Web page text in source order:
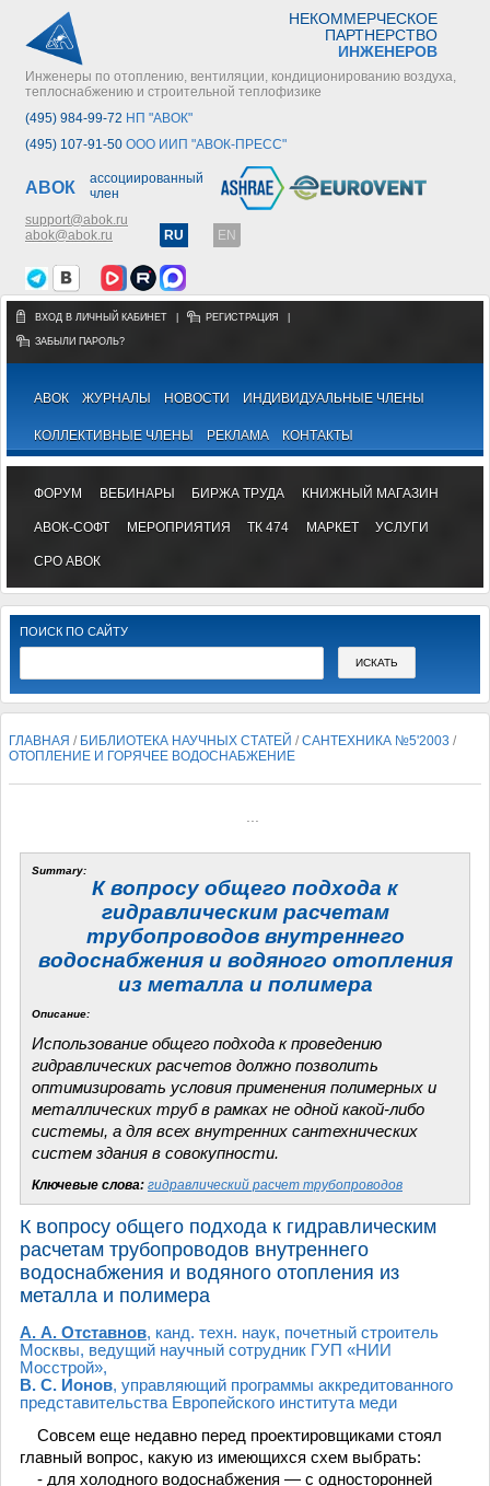
НЕКОММЕРЧЕСКОЕ
ПАРТНЕРСТВО
ИНЖЕНЕРОВ
Инженеры по отоплению, вентиляции, кондиционированию воздуха,
теплоснабжению и строительной теплофизике
(495) 984-99-72 НП "АВОК"
(495) 107-91-50 ООО ИИП "АВОК-ПРЕСС"
АВОК
ассоциированный
член
support@abok.ru
abok@abok.ru
RU EN
ВХОД В ЛИЧНЫЙ КАБИНЕТ РЕГИСТРАЦИЯ
ЗАБЫЛИ ПАРОЛЬ?
АВОК ЖУРНАЛЫ НОВОСТИ ИНДИВИДУАЛЬНЫЕ ЧЛЕНЫ
КОЛЛЕКТИВНЫЕ ЧЛЕНЫ РЕКЛАМА КОНТАКТЫ
ФОРУМ ВЕБИНАРЫ БИРЖА ТРУДА КНИЖНЫЙ МАГАЗИН
АВОК-СОФТ МЕРОПРИЯТИЯ ТК 474 МАРКЕТ УСЛУГИ
СРО АВОК
ПОИСК ПО САЙТУ
ГЛАВНАЯ / БИБЛИОТЕКА НАУЧНЫХ СТАТЕЙ /САНТЕХНИКА №5'2003 /
ОТОПЛЕНИЕ И ГОРЯЧЕЕ ВОДОСНАБЖЕНИЕ
Summary:
К вопросу общего подхода к
гидравлическим расчетам
трубопроводов внутреннего
водоснабжения и водяного отопления
из металла и полимера
Описание:
Использование общего подхода к проведению
гидравлических расчетов должно позволить
оптимизировать условия применения полимерных и
металлических труб в рамках не одной какой-либо
системы, а для всех внутренних сантехнических
систем здания в совокупности.
Ключевые слова: гидравлический расчет трубопроводов
К вопросу общего подхода к гидравлическим
расчетам трубопроводов внутреннего
водоснабжения и водяного отопления из
металла и полимера
А. А. Отставнов, канд. техн. наук, почетный строитель
Москвы, ведущий научный сотрудник ГУП «НИИ
Мосстрой»,
В. С. Ионов, управляющий программы аккредитованного
представительства Европейского института меди
Совсем еще недавно перед проектировщиками стоял
главный вопрос, какую из имеющихся схем выбрать:
- для холодного водоснабжения — с односторонней